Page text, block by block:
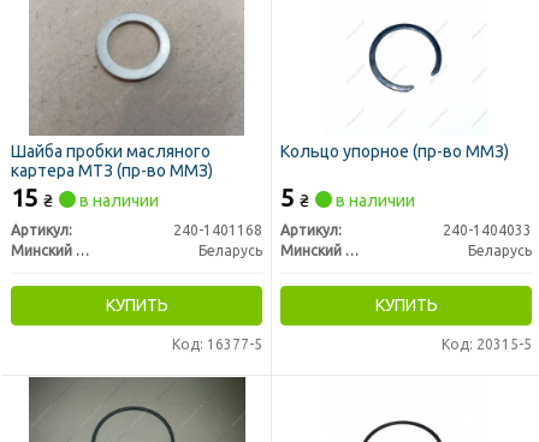
Шайба пробки масляного
картера МТЗ (пр-во ММЗ)
15 ₴ в наличии
Артикул:
240-1401168
Минский Моторный Завод
Беларусь
КУПИТЬ
Код: 16377-5
Кольцо упорное (пр-во ММЗ)
5 ₴ в наличии
Артикул:
240-1404033
Минский Моторный Завод
Беларусь
КУПИТЬ
Код: 20315-5